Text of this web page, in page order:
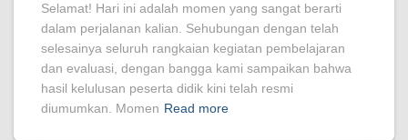
Selamat! Hari ini adalah momen yang sangat berarti
dalam perjalanan kalian. Sehubungan dengan telah
selesainya seluruh rangkaian kegiatan pembelajaran
dan evaluasi, dengan bangga kami sampaikan bahwa
hasil kelulusan peserta didik kini telah resmi
diumumkan. Momen Read more